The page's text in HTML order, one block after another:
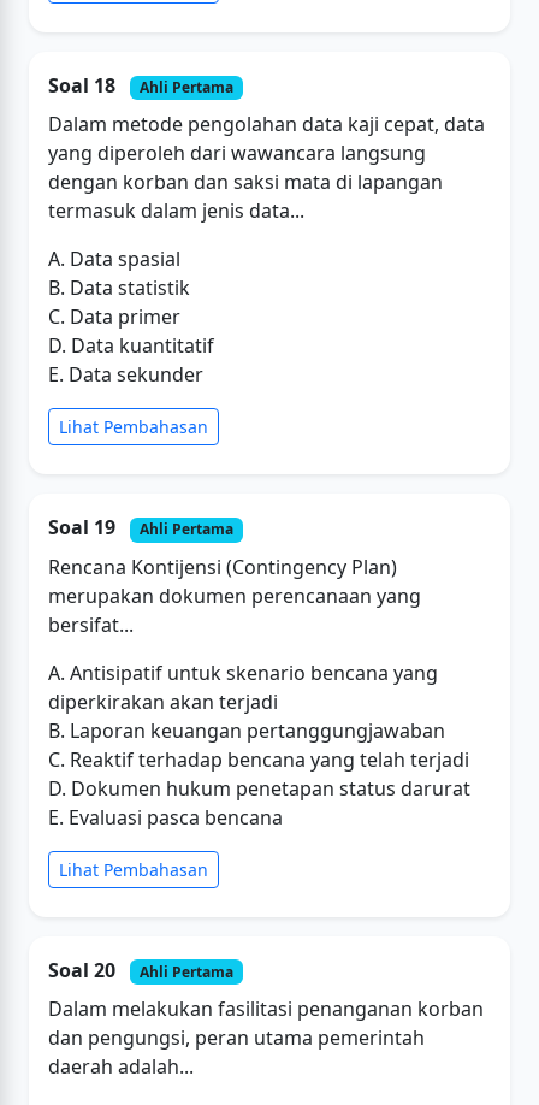
Soal 18 Ahli Pertama
Dalam metode pengolahan data kaji cepat, data
yang diperoleh dari wawancara langsung
dengan korban dan saksi mata di lapangan
termasuk dalam jenis data...
A. Data spasial
B. Data statistik
C. Data primer
D. Data kuantitatif
E. Data sekunder
Lihat Pembahasan
Soal 19 Ahli Pertama
Rencana Kontijensi (Contingency Plan)
merupakan dokumen perencanaan yang
bersifat...
A. Antisipatif untuk skenario bencana yang
diperkirakan akan terjadi
B. Laporan keuangan pertanggungjawaban
C. Reaktif terhadap bencana yang telah terjadi
D. Dokumen hukum penetapan status darurat
E. Evaluasi pasca bencana
Lihat Pembahasan
Soal 20 Ahli Pertama
Dalam melakukan fasilitasi penanganan korban
dan pengungsi, peran utama pemerintah
daerah adalah...